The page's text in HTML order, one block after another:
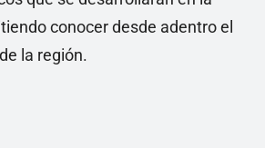
conocer desde adentro el
la región.